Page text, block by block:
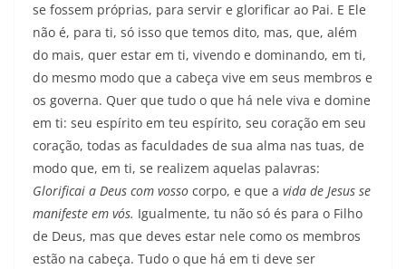
se fossem pró­prias, para servir e glorificar ao Pai. E Ele
não é, para ti, só isso que temos dito, mas, que, além
do mais, quer estar em ti, vivendo e dominando, em ti,
do mesmo modo que a cabeça vive em seus membros e
os governa. Quer que tudo o que há nele viva e domine
em ti: seu espírito em teu espírito, seu coração em seu
coração, todas as faculdades de sua alma nas tuas, de
modo que, em ti, se realizem aquelas palavras:
Glorificai a Deus com vosso corpo, e que a vida de Jesus se
manifeste em vós. Igualmente, tu não só és para o Filho
de Deus, mas que deves estar nele como os membros
estão na cabeça. Tudo o que há em ti deve ser